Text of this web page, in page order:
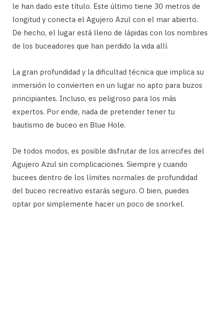
le han dado este título. Este último tiene 30 metros de
longitud y conecta el Agujero Azul con el mar abierto.
De hecho, el lugar está lleno de lápidas con los nombres
de los buceadores que han perdido la vida allí.
La gran profundidad y la dificultad técnica que implica su
inmersión lo convierten en un lugar no apto para buzos
principiantes. Incluso, es peligroso para los más
expertos. Por ende, nada de pretender tener tu
bautismo de buceo en Blue Hole.
De todos modos, es posible disfrutar de los arrecifes del
Agujero Azul sin complicaciones. Siempre y cuando
bucees dentro de los límites normales de profundidad
del buceo recreativo estarás seguro. O bien, puedes
optar por simplemente hacer un poco de snorkel.